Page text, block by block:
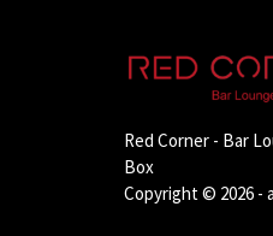
Red Corner - Bar
Box
Copyright © 2026 -